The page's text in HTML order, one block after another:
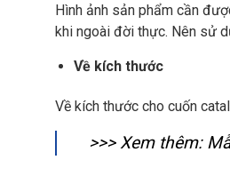
Hình ảnh sản phẩm cần
khi ngoài đời thực. Nên sử
Về kích thước
Về kích thước cho cuốn
>>> Xem thêm: